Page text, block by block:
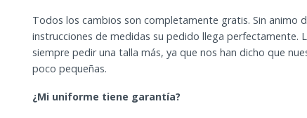
Todos los cambios son completamente gratis. Sin animo
instrucciones de medidas su pedido llega perfectamente.
siempre pedir una talla más, ya que nos han dicho que
poco pequeñas.
¿Mi uniforme tiene garantía?